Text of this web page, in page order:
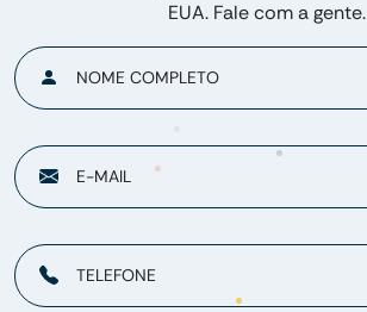
EUA. Fale com a gente.
NOME COMPLETO
E-MAIL
TELEFONE